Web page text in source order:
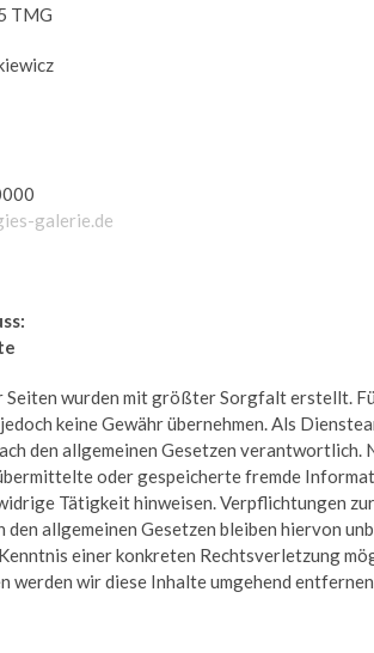
TMG
galerie.de
Seiten wurden mit größter Sorgfalt erstellt.
keine Gewähr übernehmen. Als
den allgemeinen Gesetzen
oder gespeicherte fremde
Tätigkeit hinweisen. Verpflichtungen
den allgemeinen Gesetzen bleiben hiervon
einer konkreten Rechtsverletzung
werden wir diese Inhalte umgehend